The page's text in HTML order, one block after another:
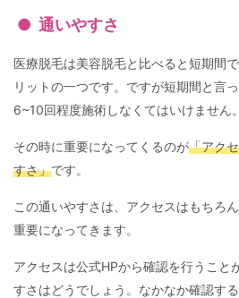
通いやすさ
医療脱毛は美容脱毛と比べると短期間
リットの一つです。ですが短期間と言
6~10回程度施術しなくてはいけません。
その時に重要になってくるのが「アク
すさ」です。
この通いやすさは、アクセスはもちろ
重要になってきます。
アクセスは公式HPから確認を行うこと
すさはどうでしょう。なかなか確認す